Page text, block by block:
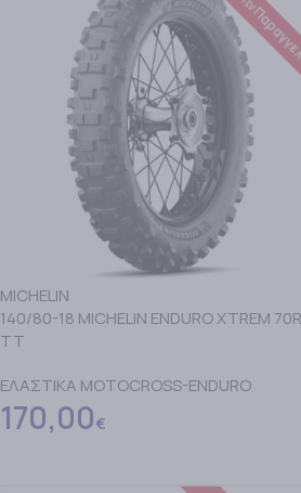
MICHELIN
140/80-18 MICHELIN ENDURO XTREM
TT
ΕΛΑΣΤΙΚΑ MOTOCROSS-ENDURO
170,00€